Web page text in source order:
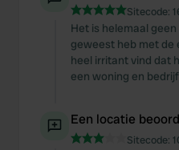
Sitecode:
Het is helemaal
geweest heb met de
heel irritant vind dat
een woning en
Een locatie
Sitecode: